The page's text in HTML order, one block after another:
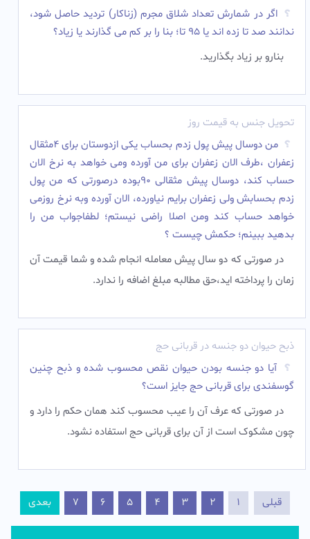
اگر در شمارش تعداد شلاق مجرم (زناکار) تردید حاصل شود،
ندانند صد تا زده اند یا 95 تا؛ بنا را بر کم می گذارند یا زیاد؟
بنارو بر زیاد بگذارید.
تحویل جنس به قیمت روز
من دوسال پیش پول زدم بحساب یکی ازدوستان برای 4مثقال
زعفران ،طرف الان زعفران برای من آورده ومی خواهد به نرخ الان
حساب کند، دوسال پیش مثقالی 90بوده درصورتی که من پول
زدم بحسابش ولی زعفران برایم نیاورده، الان آورده وبه نرخ روزمی
خواهد حساب کند ومن اصلا راضی نیستم؛ لطفاجواب من را
بدهید ببینم؛ حکمش چیست ؟
در صورتی که دو سال پیش معامله انجام شده و شما قیمت آن
زمان را پرداخته اید،حق مطالبه مبلغ اضافه را ندارد.
ذبح حیوان دو جنسه در قربانی حج
آیا دو جنسه بودن حیوان نقص محسوب شده و ذبح چنین
گوسفندی برای قربانی حج جایز است؟
در صورتی که عرف آن را عیب محسوب کند همان حکم را دارد و
چون مشکوک است از آن برای قربانی حج استفاده نشود.‌
قبلی 1
2
3
4
5
6
7 بعدی